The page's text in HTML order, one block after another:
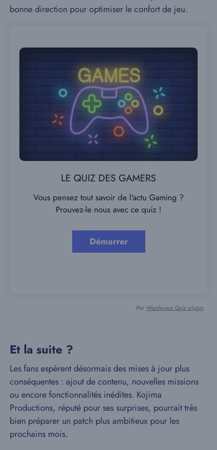
bonne direction pour optimiser le confort de jeu.
LE QUIZ DES GAMERS
Vous pensez tout savoir de l'actu Gaming ?
Prouvez-le nous avec ce quiz !
Par Wordpress Quiz plugin
Et la suite ?
Les fans espèrent désormais des mises à jour plus
conséquentes : ajout de contenu, nouvelles missions
ou encore fonctionnalités inédites. Kojima
Productions, réputé pour ses surprises, pourrait très
bien préparer un patch plus ambitieux pour les
prochains mois.